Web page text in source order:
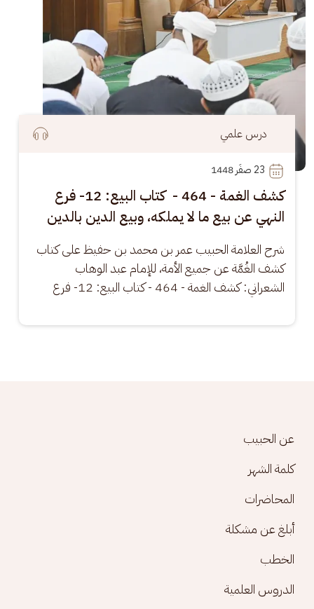
درس علمي
23 صفَر 1448
كشف الغمة - 464 - كتاب البيع: 12- فرع
النهي عن بيع ما لا يملكه، وبيع الدين بالدين
شرح العلامة الحبيب عمر بن محمد بن حفيظ على كتاب
كشف الغُمَّة عن جميع الأمة، للإمام عبد الوهاب
الشعراني: كشف الغمة - 464 - كتاب البيع: 12- فرع
Footer menu
عن الحبيب
كلمة الشهر
المحاضرات
أبلغ عن مشكلة
الخطب
الدروس العلمية